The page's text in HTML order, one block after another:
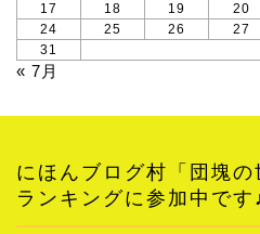
17
18 19 20
24
25 26 27
31
« 7月
にほんブログ村「団塊
ランキングに参加中です